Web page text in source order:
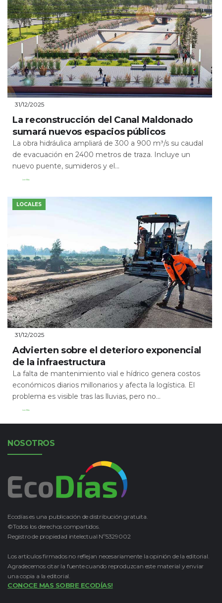
31/12/2025
La reconstrucción del Canal Maldonado
sumará nuevos espacios públicos
La obra hidráulica ampliará de 300 a 900 m³/s su caudal
de evacuación en 2400 metros de traza. Incluye un
nuevo puente, sumideros y el...
Leer Más
LOCALES
31/12/2025
Advierten sobre el deterioro exponencial
de la infraestructura
La falta de mantenimiento vial e hídrico genera costos
económicos diarios millonarios y afecta la logística. El
problema es visible tras las lluvias, pero no...
Leer Más
NOSOTROS
Ecodías es una publicación de distribución gratuita.
©Todos los derechos compartidos.
Registro de propiedad intelectual Nº5329002
Los artículos firmados no reflejan necesariamente la opinión de la editorial.
Agradecemos citar la fuente cuando reproduzcan este material y enviar
una copia a la editorial.
CONOCE MAS SOBRE ECODÍAS!